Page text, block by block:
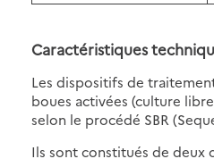
Caractéristiques
Les dispositifs de
boues activées (culture
selon le procédé SBR
Ils sont constitués de deux